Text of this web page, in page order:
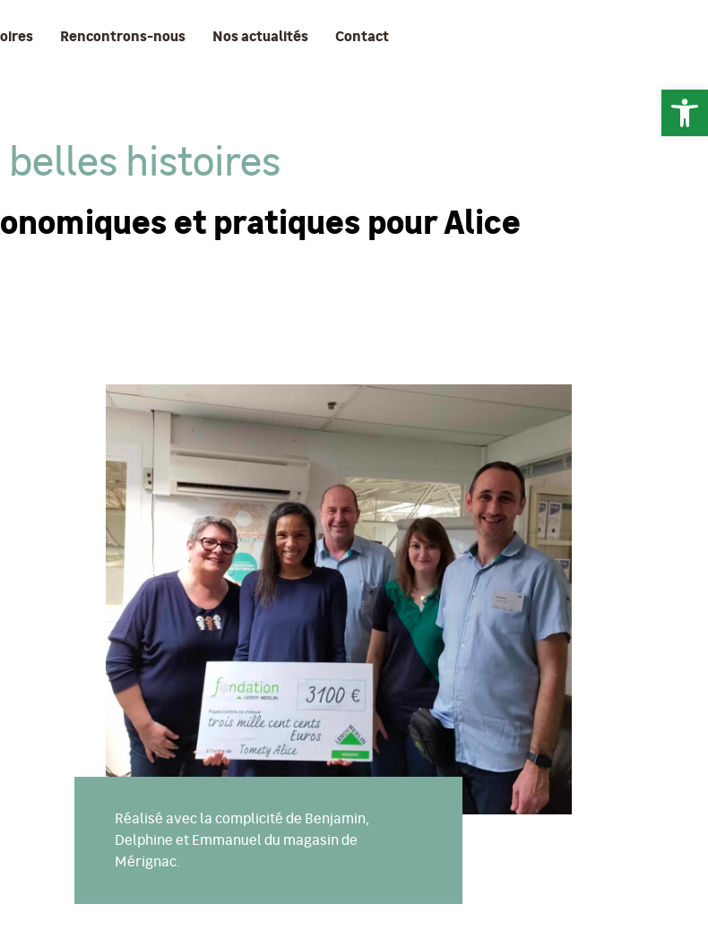
Rencontrons-nous Nos actualités Contact
belles histoires
et pratiques pour Alice
Réalisé avec la complicité de Benjamin,
Delphine et Emmanuel du magasin de
Mérignac.